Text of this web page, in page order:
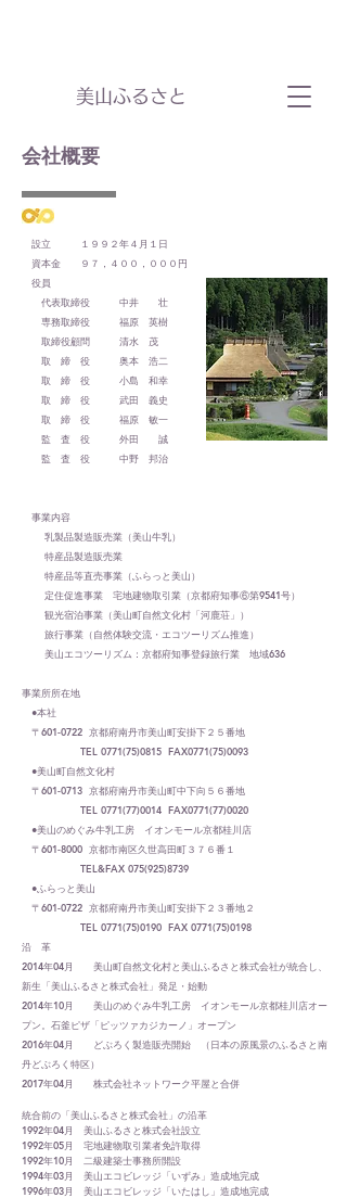
​美山ふるさと
​会社概要
設立 １９９２年４月１日​
資本金 ９７，４００，０００円
役員
代表取締役 中井 壮
専務取締役 福原 英樹
取締役顧問 清水 茂
​ 取 締 役 奥本 浩二
​ 取 締 役 小島 和幸
取 締 役 武田 義史
取 締 役 福原 敏一
監 査 役 外田 誠
​ 監 査 役 中野 邦治
事業内容
乳製品製造販売業（美山牛乳）
特産品製造販売業
特産品等直売事業（ふらっと美山）
定住促進事業 宅地建物取引業（京都府知事⑥第9541号）
観光宿泊事業（美山町自然文化村「河鹿荘」）
旅行事業（自然体験交流・エコツーリズム推進）
美山エコツーリズム：京都府知事登録旅行業 地域636
​事業所所在地
​●本社
〒601-0722 京都府南丹市美山町安掛下２５番地
TEL 0771(75)0815 FAX0771(75)0093
​ ●美山町自然文化村
〒601-0713 京都府南丹市美山町中下向５６番地
TEL 0771(77)0014 FAX0771(77)0020
​ ●美山のめぐみ牛乳工房 イオンモール京都桂川店
​ 〒601-8000 京都市南区久世高田町３７６番１
TEL&FAX 075(925)8739
●ふらっと美山
〒601-0722 京都府南丹市美山町安掛下２３番地２
TEL 0771(75)0190 FAX 0771(75)0198
​沿 革
2014年04月 美山町自然文化村と美山ふるさと株式会社が統合し、
新生「美山ふるさと株式会社」発足・始動
2014年10月 美山のめぐみ牛乳工房 イオンモール京都桂川店オー
プン。石釜ピザ「ピッツァカジカーノ」オープン
2016年04月 どぶろく製造販売開始 （日本の原風景のふるさと南
丹どぶろく特区）
2017年04月 株式会社ネットワーク平屋と合併
統合前の「美山ふるさと株式会社」の沿革
1992年04月 美山ふるさと株式会社設立
1992年05月 宅地建物取引業者免許取得
1992年10月 二級建築士事務所開設
1994年03月 美山エコビレッジ「いずみ」造成地完成
1996年03月 美山エコビレッジ「いたはし」造成地完成